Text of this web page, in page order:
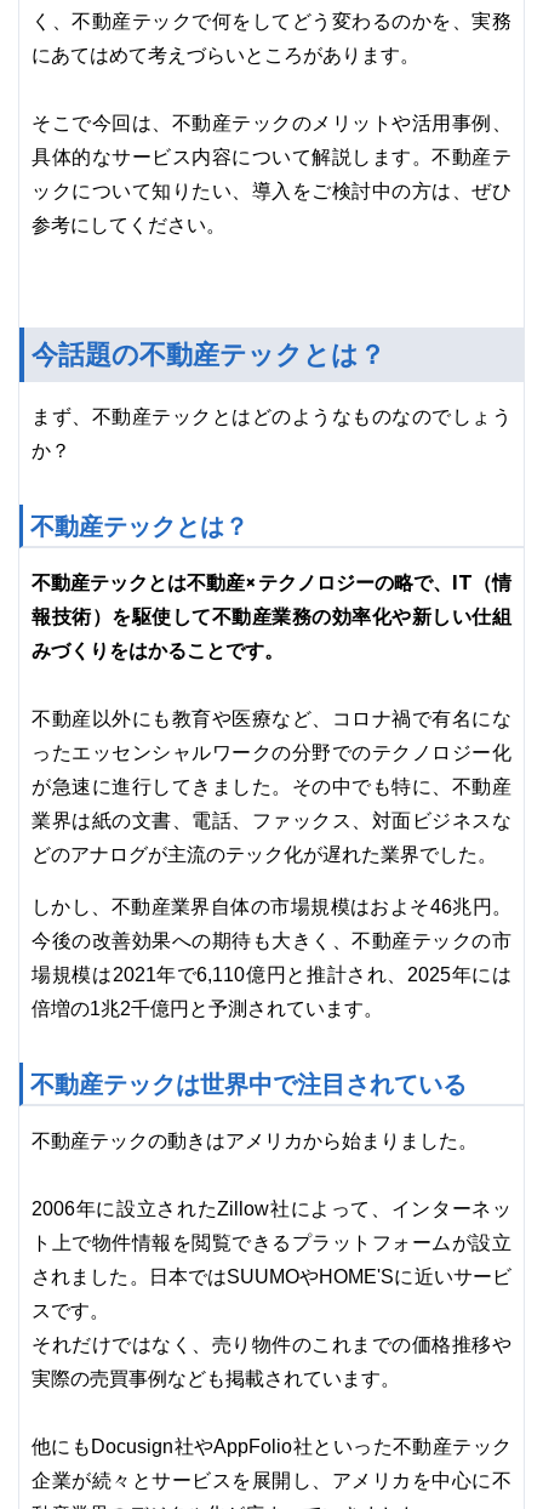
く、不動産テックで何をしてどう変わるのかを、実務
にあてはめて考えづらいところがあります。
そこで今回は、不動産テックのメリットや活用事例、
具体的なサービス内容について解説します。不動産テ
ックについて知りたい、導入をご検討中の方は、ぜひ
参考にしてください。
今話題の不動産テックとは？
まず、不動産テックとはどのようなものなのでしょう
か？
不動産テックとは？
不動産テックとは不動産×テクノロジーの略で、IT（情
報技術）を駆使して不動産業務の効率化や新しい仕組
みづくりをはかることです。
不動産以外にも教育や医療など、コロナ禍で有名にな
ったエッセンシャルワークの分野でのテクノロジー化
が急速に進行してきました。その中でも特に、不動産
業界は紙の文書、電話、ファックス、対面ビジネスな
どのアナログが主流のテック化が遅れた業界でした。
しかし、不動産業界自体の市場規模はおよそ46兆円。
今後の改善効果への期待も大きく、不動産テックの市
場規模は2021年で6,110億円と推計され、2025年には
倍増の1兆2千億円と予測されています。
不動産テックは世界中で注目されている
不動産テックの動きはアメリカから始まりました。
2006年に設立されたZillow社によって、インターネッ
ト上で物件情報を閲覧できるプラットフォームが設立
されました。日本ではSUUMOやHOME'Sに近いサービ
スです。
それだけではなく、売り物件のこれまでの価格推移や
実際の売買事例なども掲載されています。
他にもDocusign社やAppFolio社といった不動産テック
企業が続々とサービスを展開し、アメリカを中心に不